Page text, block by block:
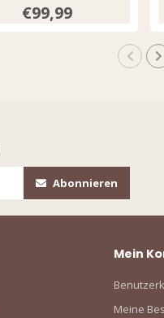
€99,99
Abonnieren
Mein
Meine